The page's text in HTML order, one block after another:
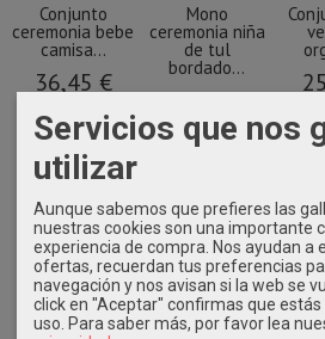
Conjunto
ceremonia bebe
camisa...
36,45 €
Mono
ceremonia niña
de tul
bordado...
39,45 €
78,90 €
Servicios que nos
utilizar
Aunque sabemos que prefieres las
nuestras cookies son una importante
experiencia de compra. Nos ayudan a
ofertas, recuerdan tus preferencias
navegación y nos avisan si la web se
click en "Aceptar" confirmas que estás
uso. Para saber más, por favor lea